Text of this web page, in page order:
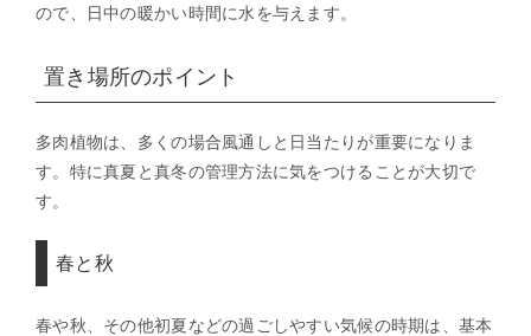
ので、日中の暖かい時間に水を与えます。
置き場所のポイント
多肉植物は、多くの場合風通しと日当たりが重要になりま
す。特に真夏と真冬の管理方法に気をつけることが大切で
す。
春と秋
春や秋、その他初夏などの過ごしやすい気候の時期は、基本